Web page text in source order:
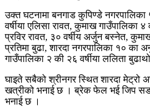
उक्त घटनामा बनगाड कुपिण्डे नगरपालिका ५
वर्षीया एलिसा रावत, कुमाख गाउँपालिका ४
प्रविर रावत, ३० वर्षीय अर्जुन बस्नेत,
प्रतिमा बुढा, शारदा नगरपालिका १० का
गाउँपालिका २ की २६ वर्षीया ललिता
घाइते सबैको श्रीनगर स्थित शारदा मेट्रो
खत्रीको भनाई छ । ब्रेक फेल भई जिप
भनाई छ ।